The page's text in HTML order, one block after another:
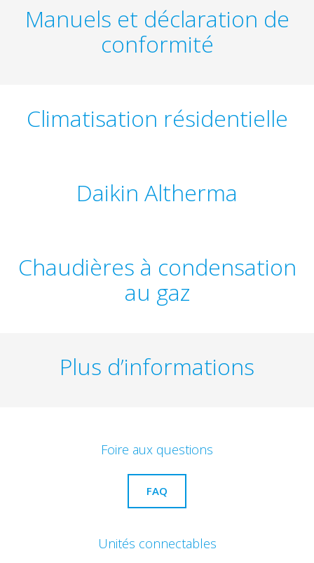
Manuels et déclaration de
conformité
Climatisation résidentielle
Daikin Altherma
Chaudières à condensation
au gaz
Plus d’informations
Foire aux questions
FAQ
Unités connectables